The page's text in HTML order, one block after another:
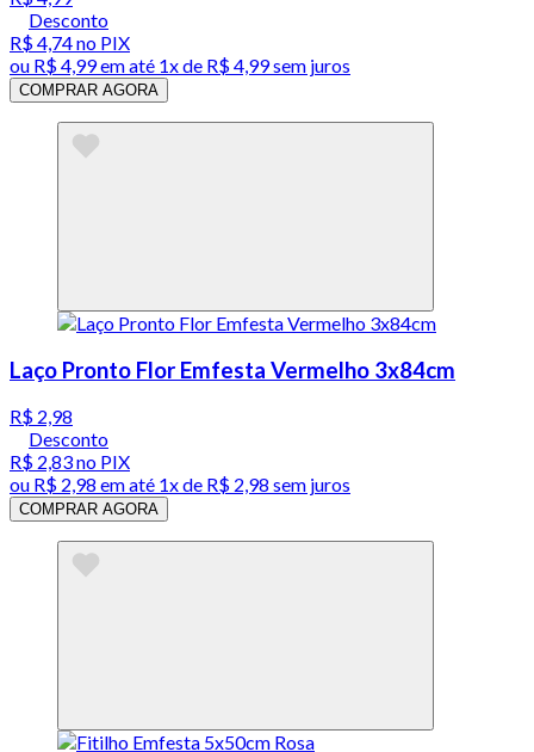
Desconto
R$ 4,74no PIX
ou R$ 4,99em até 1x de R$ 4,99sem juros
COMPRAR AGORA
Laço Pronto Flor Emfesta Vermelho 3x84cm
R$ 2,98
Desconto
R$ 2,83no PIX
ou R$ 2,98 em até 1x de R$ 2,98 sem juros
COMPRAR AGORA